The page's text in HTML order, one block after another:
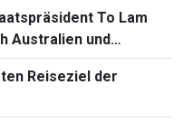
To Lam
Australien und
Reiseziel der